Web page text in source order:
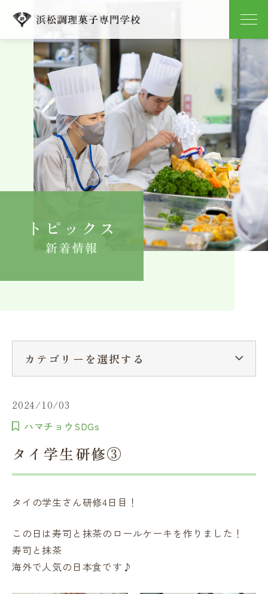
学校紹介
学科紹介
キャンパスライフ
就職
よくある質問
卒業生の方へ在学生へ一般の方へ（教室・講習会）
トピックス
新着情報
2024/10/03
ハマチョウSDGs
タイ学生研修③
タイの学生さん研修4日目！
この日は寿司と抹茶のロールケーキを作りました！
寿司と抹茶
海外で人気の日本食です♪
カテゴリーを選択する